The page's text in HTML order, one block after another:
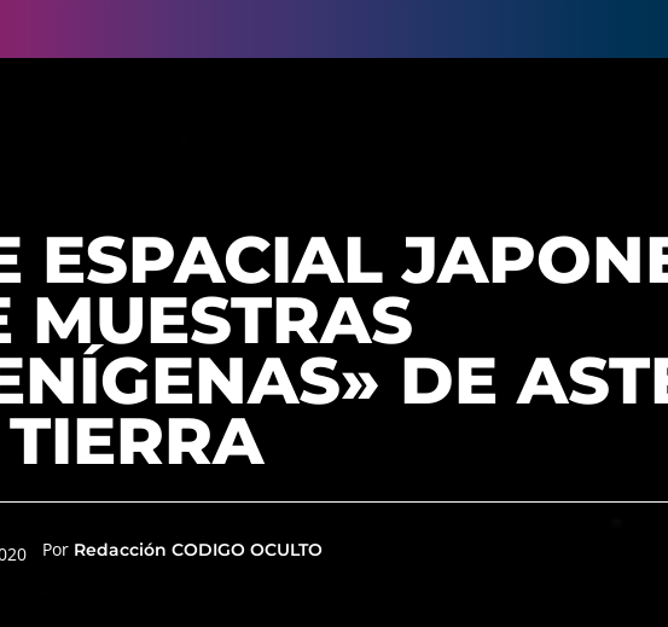
ESPACIAL
MUESTRAS
DE
Por Redacción CODIGO OCULTO